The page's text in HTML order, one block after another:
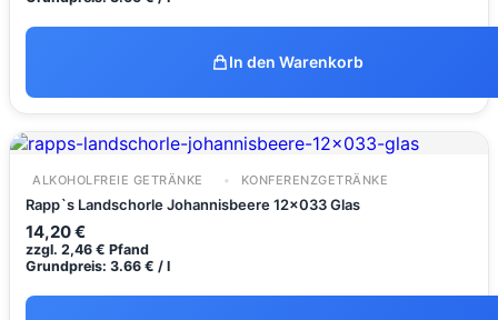
In den Warenkorb
ALKOHOLFREIE GETRÄNKE KONFERENZGETRÄNKE
Rapp`s Landschorle Johannisbeere 12x033 Glas
14,20€
zzgl. 2,46 € Pfand
Grundpreis: 3.66 € / l